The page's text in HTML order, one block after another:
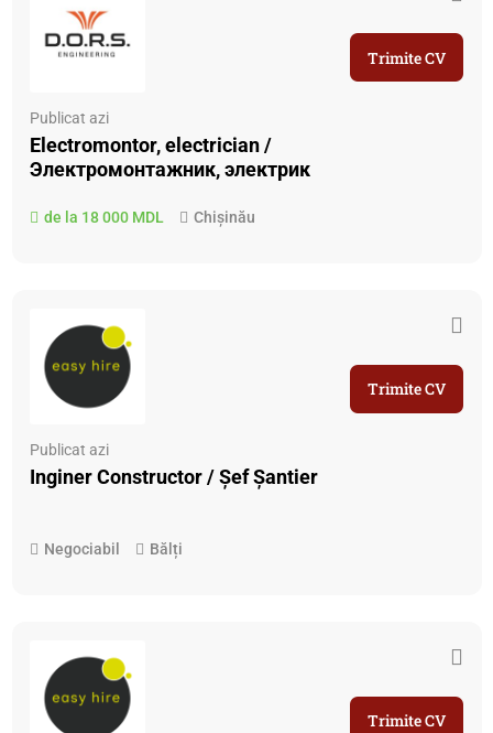
Publicat azi
Electromontor, electrician /
Электромонтажник, электрик
de la 18 000 MDL Chișinău
Trimite CV
Publicat azi
Inginer Constructor / Șef Șantier
Negociabil Bălți
Trimite CV
Trimite CV